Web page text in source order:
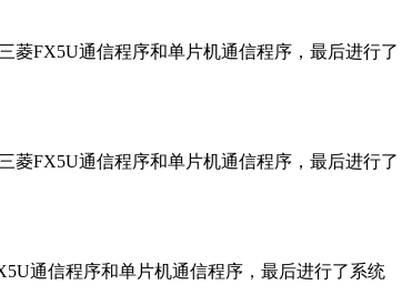
菱FX5U通信程序和单片机通信程序，最后进行了
菱FX5U通信程序和单片机通信程序，最后进行了
通信程序和单片机通信程序，最后进行了系统